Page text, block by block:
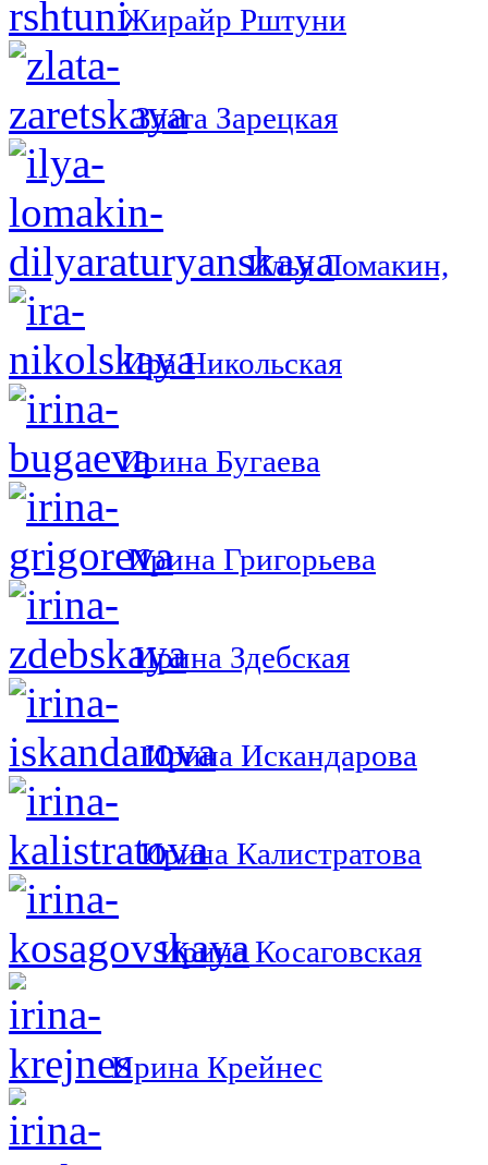
Жирайр Рштуни
Злата Зарецкая
Илья Ломакин,
Ира Никольская
Ирина Бугаева
Ирина Григорьева
Ирина Здебская
Ирина Искандарова
Ирина Калистратова
Ирина Косаговская
Ирина Крейнес